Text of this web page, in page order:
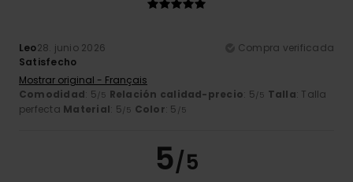
Leo28. junio 2026
Compra verificada
Satisfecho
Mostrar original - Français
Comodidad: 5/5 Relación calidad-precio: 5/5 Talla: Talla
perfecta Material: 5/5 Color: 5 /5
5/5